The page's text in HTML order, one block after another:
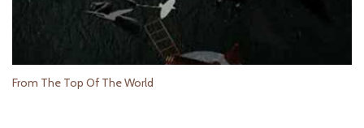
From The Top Of The World